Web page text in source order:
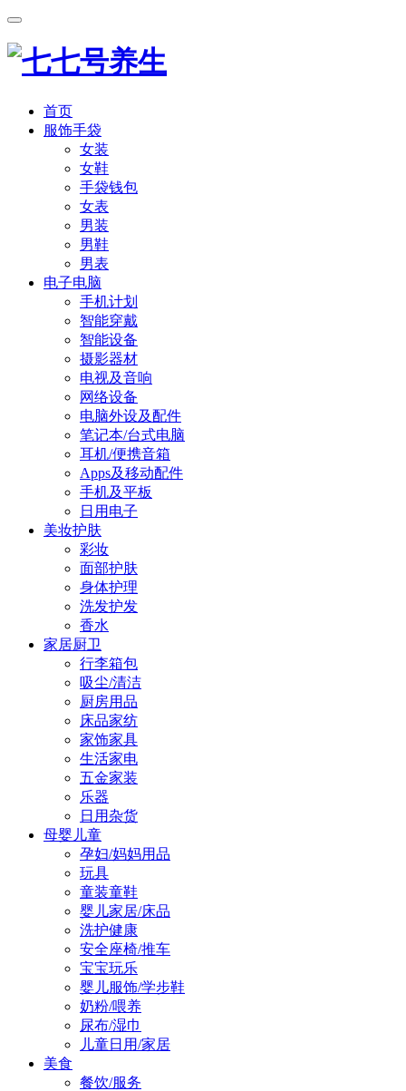
首页
服饰手袋
女装
女鞋
手袋钱包
女表
男装
男鞋
男表
电子电脑
手机计划
智能穿戴
智能设备
摄影器材
电视及音响
网络设备
电脑外设及配件
笔记本/台式电脑
耳机/便携音箱
Apps及移动配件
手机及平板
日用电子
美妆护肤
彩妆
面部护肤
身体护理
洗发护发
香水
家居厨卫
行李箱包
吸尘/清洁
厨房用品
床品家纺
家饰家具
生活家电
五金家装
乐器
日用杂货
母婴儿童
孕妇/妈妈用品
玩具
童装童鞋
婴儿家居/床品
洗护健康
安全座椅/推车
宝宝玩乐
婴儿服饰/学步鞋
奶粉/喂养
尿布/湿巾
儿童日用/家居
美食
餐饮/服务